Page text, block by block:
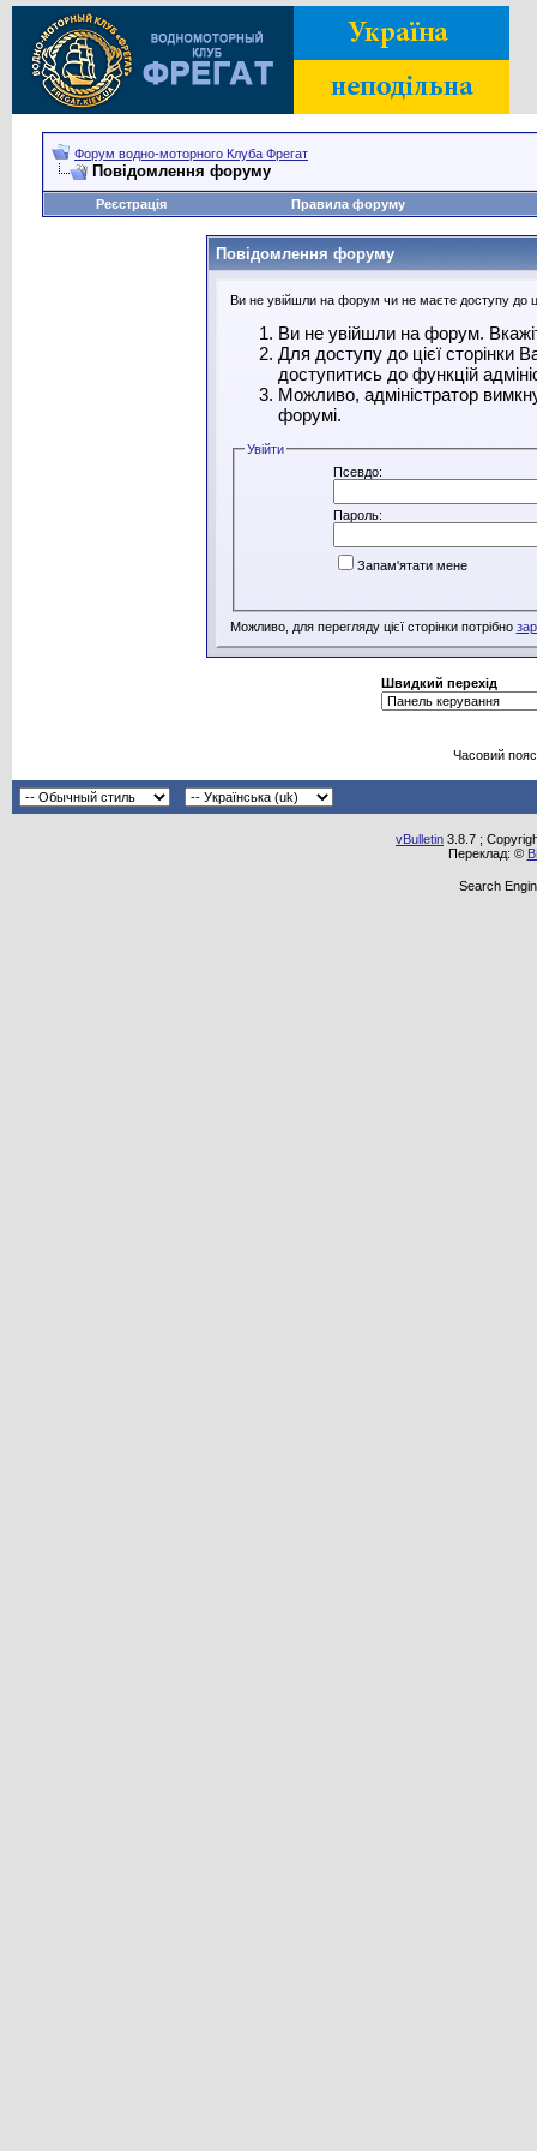
Форум водно-моторного Клуба Фрегат
Повідомлення форуму
Реєстрація Правила форуму
Повідомлення форуму
Ви не увійшли на форум чи не маєте доступу до
Ви не увійшли на форум.
Для доступу до цієї сторінки
доступитись до функцій
Можливо, адміністратор
форумі.
Увійти
Псевдо:
Пароль:
Запам'ятати мене
Можливо, для перегляду цієї сторінки потрібно
Швидкий перехід
Часовий
vBulletin 3.8.7 ;
Переклад: ©
Search